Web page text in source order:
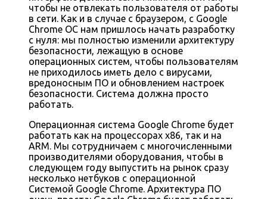
чтобы не отвлекать пользователя от работы
в сети. Как и в случае с браузером, с Google
Chrome ОС нам пришлось начать разработку
с нуля: мы полностью изменили архитектуру
безопасности, лежащую в основе
операционных систем, чтобы пользователям
не приходилось иметь дело с вирусами,
вредоносным ПО и обновлением настроек
безопасности. Система должна просто
работать.
Операционная система Google Chrome будет
работать как на процессорах x86, так и на
ARM. Мы сотрудничаем с многочисленными
производителями оборудования, чтобы в
следующем году выпустить на рынок сразу
несколько нетбуков с операционной
Системой Google Chrome. Архитектура ПО